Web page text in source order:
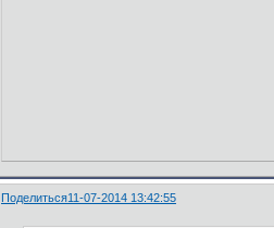
Поделиться11-07-2014 13:42:55